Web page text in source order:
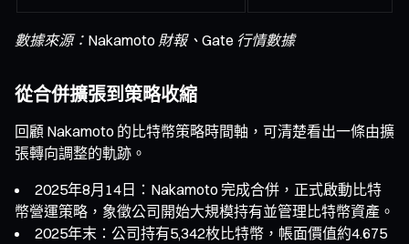
數據來源：Nakamoto 財報、Gate 行情數據
從合併擴張到策略收縮
回顧 Nakamoto 的比特幣策略時間軸，可清楚看出一條由擴
張轉向調整的軌跡。
2025年8月14日：Nakamoto 完成合併，正式啟動比特
幣營運策略，象徵公司開始大規模持有並管理比特幣資產。
2025年末：公司持有5,342枚比特幣，帳面價值約4.675